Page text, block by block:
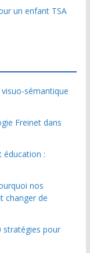
un enfant TSA
sémantique
Freinet dans
éducation :
nos
changer de
stratégies pour